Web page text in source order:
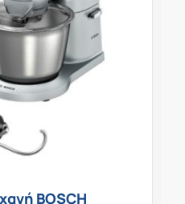
BOSCH